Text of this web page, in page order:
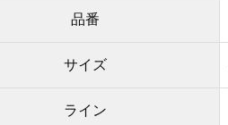
品番
サイズ
ライン